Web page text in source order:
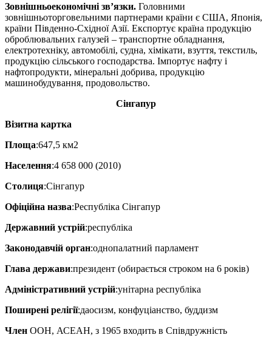
Зовнішньоекономічні зв’язки. Головними
зовнішньоторговельними партнерами країни є США, Японія,
країни Південно-Східної Азії. Експортує країна продукцію
оброблювальних галузей – транспортне обладнання,
електротехніку, автомобілі, судна, хімікати, взуття, текстиль,
продукцію сільського господарства. Імпортує нафту і
нафтопродукти, мінеральні добрива, продукцію
машинобудування, продовольство.
Сінгапур
Візитна картка
Площа:647,5 км2
Населення:4 658 000 (2010)
Столиця:Сінгапур
Офіційна назва:Республіка Сінгапур
Державний устрій:республіка
Законодавчій орган:однопалатний парламент
Глава держави:президент (обирається строком на 6 років)
Адміністративний устрій:унітарна республіка
Поширені релігії:даосизм, конфуціанство, буддизм
Член ООН, АСЕАН, з 1965 входить в Співдружність